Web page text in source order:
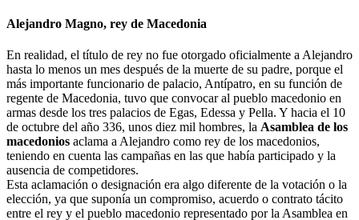
Alejandro Magno, rey de Macedonia
En realidad, el título de rey no fue otorgado oficialmente a Alejandro
hasta lo menos un mes después de la muerte de su padre, porque el
más importante funcionario de palacio, Antípatro, en su función de
regente de Macedonia, tuvo que convocar al pueblo macedonio en
armas desde los tres palacios de Egas, Edessa y Pella. Y hacia el 10
de octubre del año 336, unos diez mil hombres, la Asamblea de los
macedonios aclama a Alejandro como rey de los macedonios,
teniendo en cuenta las campañas en las que había participado y la
ausencia de competidores.
Esta aclamación o designación era algo diferente de la votación o la
elección, ya que suponía un compromiso, acuerdo o contrato tácito
entre el rey y el pueblo macedonio representado por la Asamblea en